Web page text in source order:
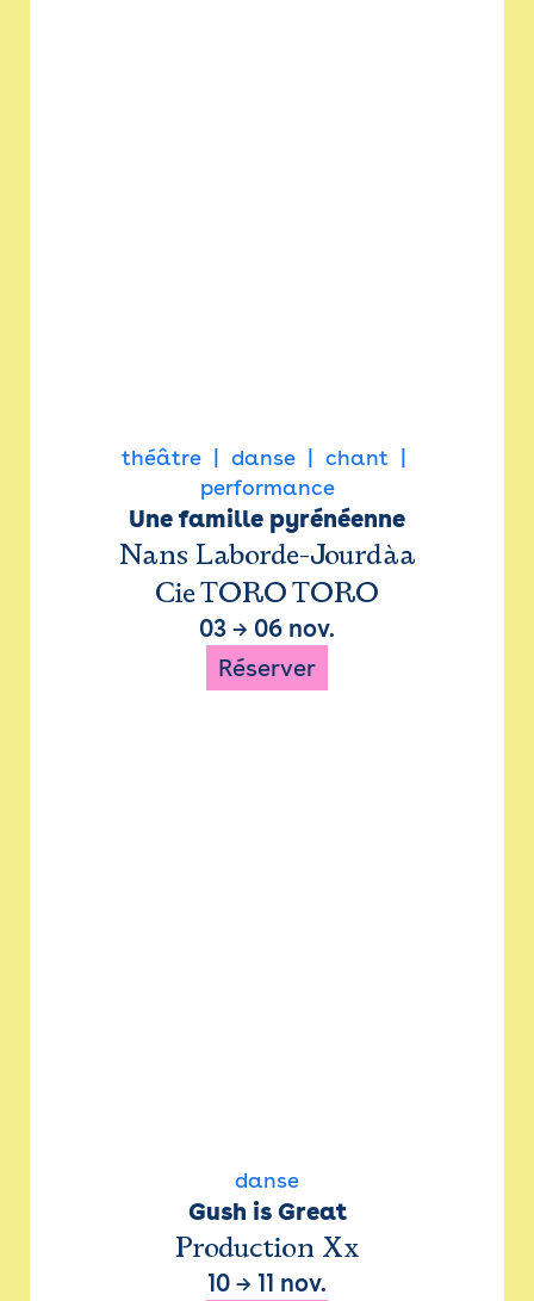
théâtre danse
chant
performance
Une famille pyrénéenne
Nans Laborde-Jourdàa
Cie TORO TORO
03 → 06 nov.
Réserver
danse
Gush is Great
Production Xx
10 → 11 nov.